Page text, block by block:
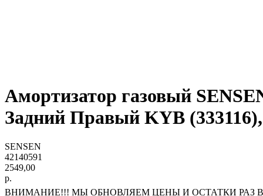
Амортизатор газовый
Задний Правый KYB
SENSEN
42140591
2549,00
р.
ВНИМАНИЕ!!! МЫ ОБНОВЛЯЕМ ЦЕНЫ И ОСТАТКИ РАЗ